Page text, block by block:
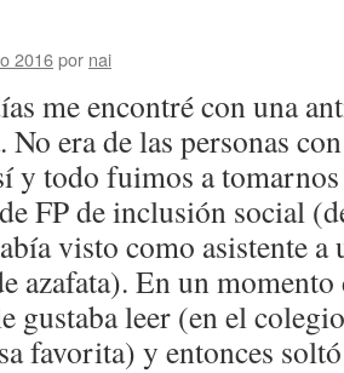
2016por nai
me encontré con una
No era de las personas
y todo fuimos a
FP de inclusión social
visto como asistente
azafata). En un
gustaba leer (en el
favorita) y entonces